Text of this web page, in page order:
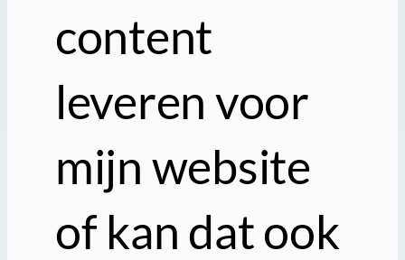
content
leveren voor
mijn website
of kan dat ook